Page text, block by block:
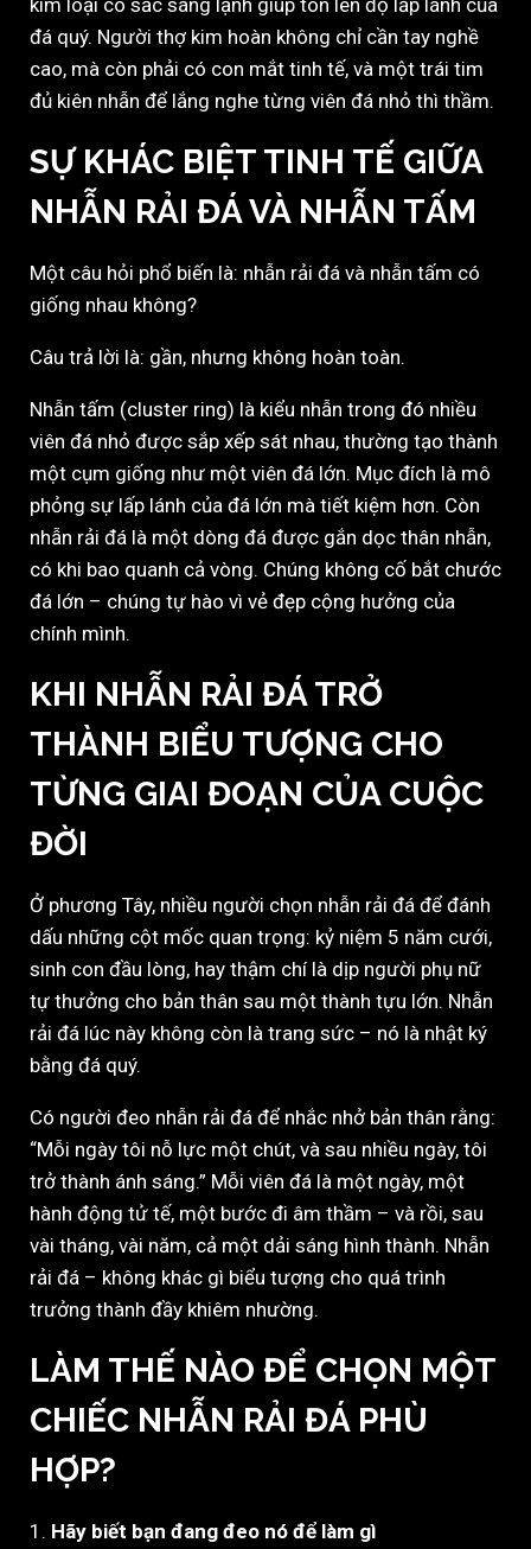
kim loại có sắc sáng lạnh giúp tôn lên độ lấp lánh của
đá quý. Người thợ kim hoàn không chỉ cần tay nghề
cao, mà còn phải có con mắt tinh tế, và một trái tim
đủ kiên nhẫn để lắng nghe từng viên đá nhỏ thì thầm.
SỰ KHÁC BIỆT TINH TẾ GIỮA
NHẪN RẢI ĐÁ VÀ NHẪN TẤM
Một câu hỏi phổ biến là: nhẫn rải đá và nhẫn tấm có
giống nhau không?
Câu trả lời là: gần, nhưng không hoàn toàn.
Nhẫn tấm (cluster ring) là kiểu nhẫn trong đó nhiều
viên đá nhỏ được sắp xếp sát nhau, thường tạo thành
một cụm giống như một viên đá lớn. Mục đích là mô
phỏng sự lấp lánh của đá lớn mà tiết kiệm hơn. Còn
nhẫn rải đá là một dòng đá được gắn dọc thân nhẫn,
có khi bao quanh cả vòng. Chúng không cố bắt chước
đá lớn – chúng tự hào vì vẻ đẹp cộng hưởng của
chính mình.
KHI NHẪN RẢI ĐÁ TRỞ
THÀNH BIỂU TƯỢNG CHO
TỪNG GIAI ĐOẠN CỦA CUỘC
ĐỜI
Ở phương Tây, nhiều người chọn nhẫn rải đá để đánh
dấu những cột mốc quan trọng: kỷ niệm 5 năm cưới,
sinh con đầu lòng, hay thậm chí là dịp người phụ nữ
tự thưởng cho bản thân sau một thành tựu lớn. Nhẫn
rải đá lúc này không còn là trang sức – nó là nhật ký
bằng đá quý.
Có người đeo nhẫn rải đá để nhắc nhở bản thân rằng:
“Mỗi ngày tôi nỗ lực một chút, và sau nhiều ngày, tôi
trở thành ánh sáng.” Mỗi viên đá là một ngày, một
hành động tử tế, một bước đi âm thầm – và rồi, sau
vài tháng, vài năm, cả một dải sáng hình thành. Nhẫn
rải đá – không khác gì biểu tượng cho quá trình
trưởng thành đầy khiêm nhường.
LÀM THẾ NÀO ĐỂ CHỌN MỘT
CHIẾC NHẪN RẢI ĐÁ PHÙ
HỢP?
1. Hãy biết bạn đang đeo nó để làm gì